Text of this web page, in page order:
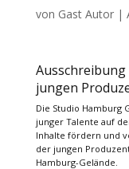
von Gast Autor|
Ausschreibung
jungen
Die Studio Hamburg
junger Talente auf
Inhalte fördern und
der jungen
Hamburg-Gelände.